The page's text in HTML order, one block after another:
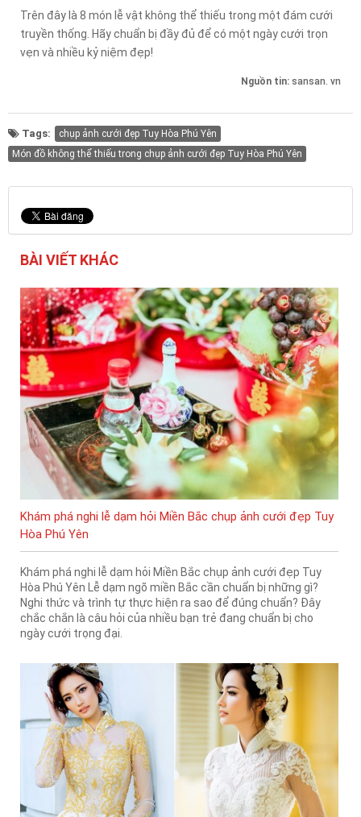
Trên đây là 8 món lễ vật không thể thiếu trong một đám cưới
truyền thống. Hãy chuẩn bị đầy đủ để có một ngày cưới trọn
vẹn và nhiều kỷ niệm đẹp!
Nguồn tin: sansan. vn
Tags:
chụp ảnh cưới đẹp Tuy Hòa Phú Yên
Món đồ không thể thiếu trong chụp ảnh cưới đẹp Tuy Hòa Phú Yên
BÀI VIẾT KHÁC
Khám phá nghi lễ dạm hỏi Miền Bắc chụp ảnh cưới đẹp Tuy
Hòa Phú Yên
Khám phá nghi lễ dạm hỏi Miền Bắc chụp ảnh cưới đẹp Tuy
Hòa Phú Yên Lễ dạm ngõ miền Bắc cần chuẩn bị những gì?
Nghi thức và trình tự thực hiện ra sao để đúng chuẩn? Đây
chắc chắn là câu hỏi của nhiều bạn trẻ đang chuẩn bị cho
ngày cưới trọng đại.